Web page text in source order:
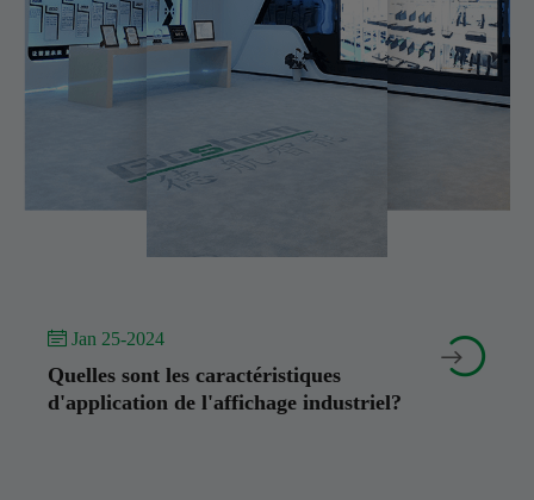
 Jan 25-2024
Quelles sont les caractéristiques
d'application de l'affichage industriel?

